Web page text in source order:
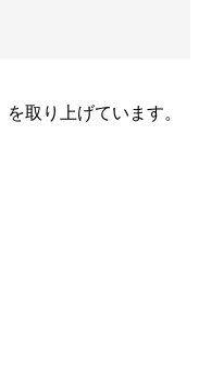
を取り上げています。